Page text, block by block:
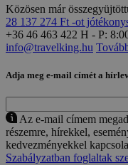
Közösen már
28 137 274 Ft -ot
+36 46 463 422 H - P:
info@travelking.hu
Adja meg e-mail címét a
Az e-mail címem
részemre, hírekkel,
kedvezményekkel
Szabályzatban foglaltak